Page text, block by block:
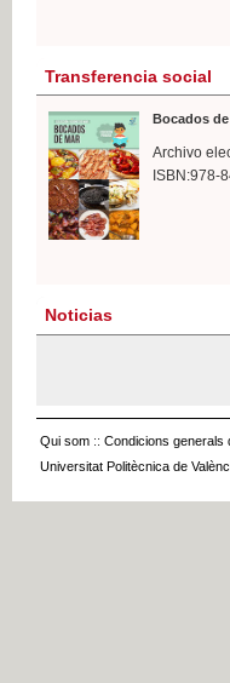
Transferencia social
Bocados
Archivo
ISBN:978-
Noticias
Qui som :: Condicions generals
Universitat Politècnica de